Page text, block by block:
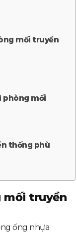
mối truyền
phòng mối
thống phù
mối truyền
ống nhựa